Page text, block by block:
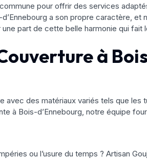
pour offrir des services
a son propre caractère,
part de cette belle harmonie qui fait
à
avec des matériaux variés tels que
à Bois-d’Ennebourg, notre équipe
ou l’usure du temps ? Artisan